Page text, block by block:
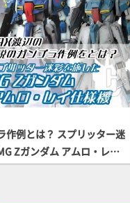
作例とは？ スプリッター迷
Zガンダム アムロ・レイ
渡辺がふたたび塗る!!【試